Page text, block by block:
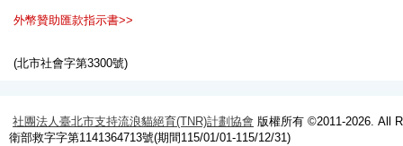
外幣贊助匯款指示書>>
(北市社會字第3300號)
社團法人臺北市支持流浪貓絕育(TNR)計劃協會 版權所有 ©2011-2026. All
衛部救字字第1141364713號(期間115/01/01-115/12/31)